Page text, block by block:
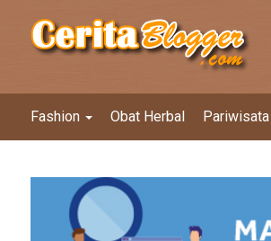
Fashion Obat Herbal Pariwisata